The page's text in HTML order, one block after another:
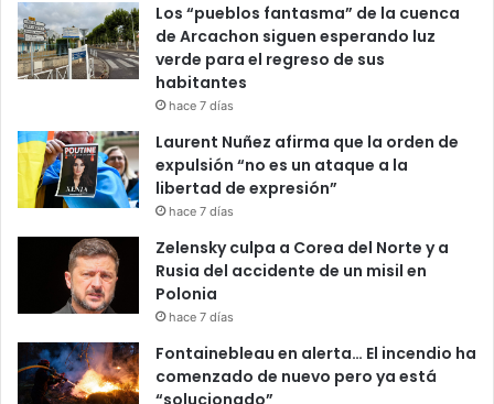
Los “pueblos fantasma” de la cuenca
de Arcachon siguen esperando luz
verde para el regreso de sus
habitantes
hace 7 días
Laurent Nuñez afirma que la orden de
expulsión “no es un ataque a la
libertad de expresión”
hace 7 días
Zelensky culpa a Corea del Norte y a
Rusia del accidente de un misil en
Polonia
hace 7 días
Fontainebleau en alerta… El incendio ha
comenzado de nuevo pero ya está
“solucionado”